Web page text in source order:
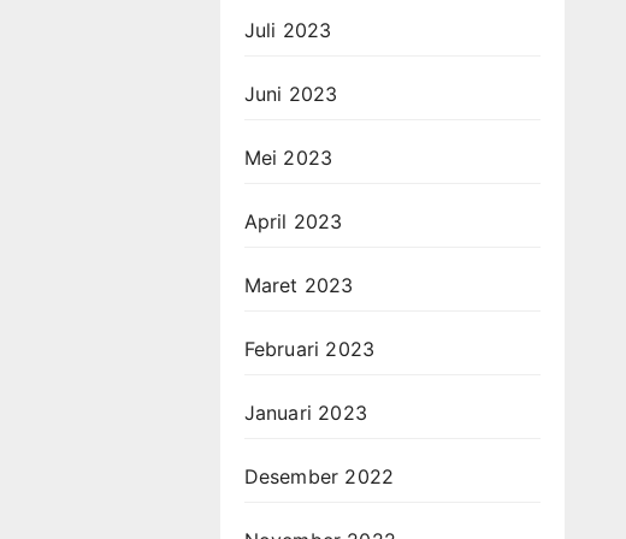
Juli 2023
Juni 2023
Mei 2023
April 2023
Maret 2023
Februari 2023
Januari 2023
Desember 2022